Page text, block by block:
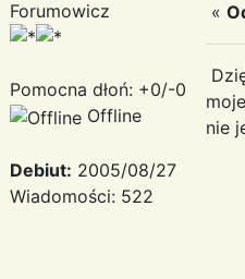
Forumowicz
Pomocna dłoń: +0/-0
Offline
Debiut: 2005/08/27
Wiadomości: 522
«
nie